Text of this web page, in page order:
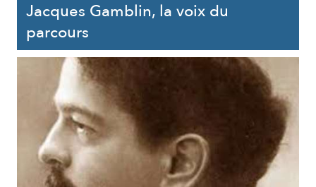
Jacques Gamblin, la voix du
parcours